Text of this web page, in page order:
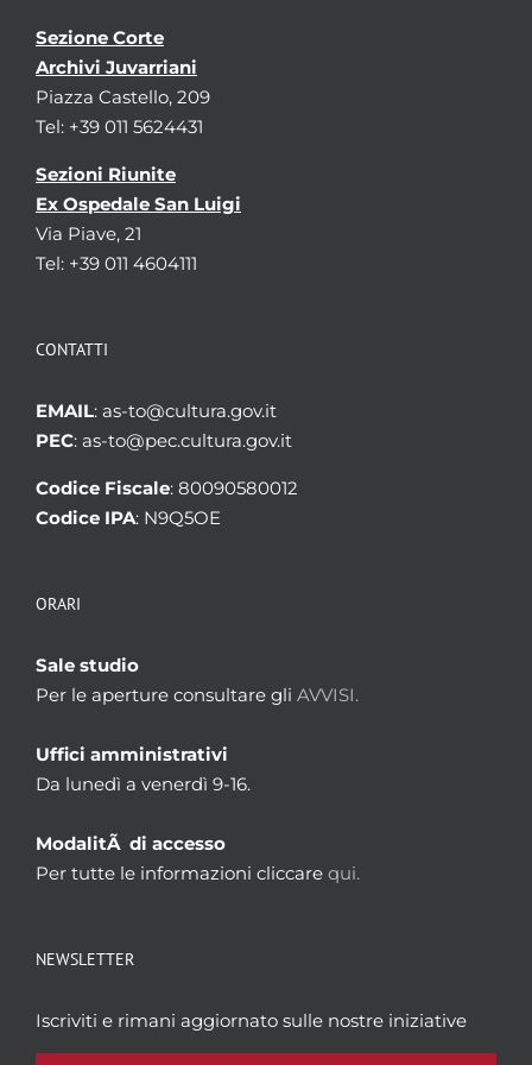
Sezione Corte
Archivi Juvarriani
Piazza Castello, 209
Tel: +39 011 5624431
Sezioni Riunite
Ex Ospedale San Luigi
Via Piave, 21
Tel: +39 011 4604111
CONTATTI
EMAIL: as-to@cultura.gov.it
PEC: as-to@pec.cultura.gov.it
Codice Fiscale: 80090580012
Codice IPA: N9Q5OE
ORARI
Sale studio
Per le aperture consultare gli AVVISI.
Uffici amministrativi
Da lunedì a venerdì 9-16.
ModalitÃ di accesso
Per tutte le informazioni cliccare qui.
NEWSLETTER
Iscriviti e rimani aggiornato sulle nostre iniziative